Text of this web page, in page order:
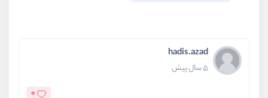
hadis.azad
5 سال پیش
0